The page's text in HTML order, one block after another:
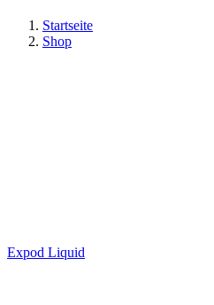
Startseite
Shop
Expod Liquid